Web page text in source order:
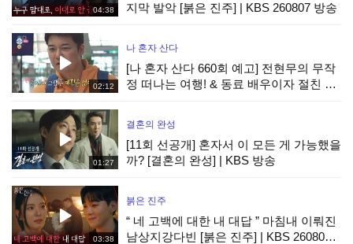
04:38
지막 발악 [붉은 진주] | KBS 260807 방송
02:12
나 혼자 산다
[나 혼자 산다 660회 예고] 전현무의 무작
정 떠나는 여행! & 동료 배우이자 절친 현
01:27
결혼의 완성
[11회 선공개] 혼자서 이 모든 게 가능했을
까? [결혼의 완성] | KBS 방송
03:38
붉은 진주
“ 네 고백에 대한 내 대답 ” 마침내 이뤄진
남상지강다빈 [붉은 진주] | KBS 260807